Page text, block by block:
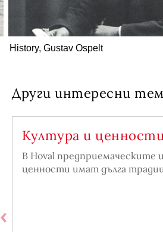
History, Gustav Ospelt
Други интересни
Култура и
В Hoval предприемаческите
ценности имат дълга